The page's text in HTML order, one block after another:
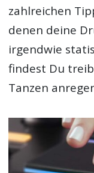
zahlreichen
denen deine
irgendwie
findest Du
Tanzen